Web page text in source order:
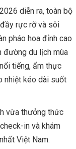
diễn ra, toàn bộ
rực rỡ và sôi
pháo hoa đỉnh cao
đường du lịch mùa
tiếng, ẩm thực
nhiệt kéo dài suốt
vừa thưởng thức
in và khám
Việt Nam.